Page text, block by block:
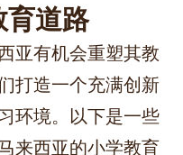
育道路
亚有机会重塑其教
打造一个充满创新
环境。以下是一些
来西亚的小学教育